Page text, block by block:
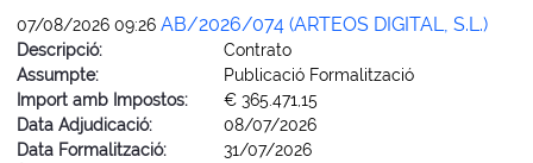
07/08/2026 09:26 AB/2026/074 (ARTEOS DIGITAL, S.L.)
Descripció:
Contrato
Assumpte:
Publicació Formalització
Import amb Impostos:
€ 365.471,15
Data Adjudicació:
08/07/2026
Data Formalització:
31/07/2026